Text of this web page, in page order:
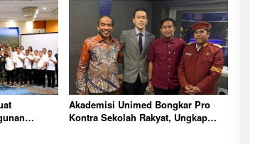
Akademisi Unimed Bongkar Pro
Kontra Sekolah Rakyat, Ungkap